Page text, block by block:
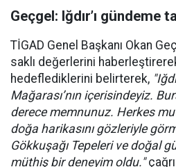
Geçgel: Iğdır’ı gündeme
TİGAD Genel Başkanı Okan
saklı değerlerini
hedeflediklerini belirterek,
Mağarası’nın içerisindeyiz.
derece memnunuz. Herkes
doğa harikasını gözleriyle
Gökkuşağı Tepeleri ve doğal
müthiş bir deneyim oldu."